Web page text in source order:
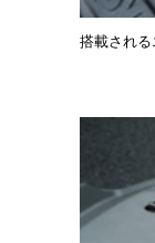
搭載され